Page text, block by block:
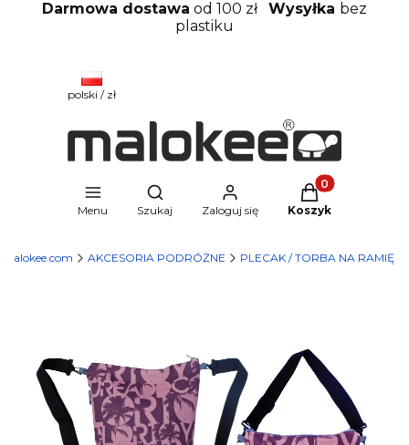
Darmowa dostawa od 100 zł Wysyłka bez
plastiku
polski / zł
Menu
Otwórz wyszukiwarkę
Szukaj Zaloguj się
Produkty w
Koszyk
Malokee.com AKCESORIA PODRÓŻNE PLECAK / TORBA NA RAMIĘ